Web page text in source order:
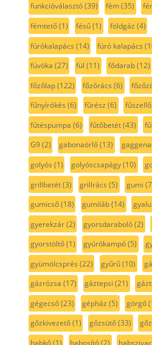
funkcióválasztó(39) fém(35)
fémtető(1) fésű(1) földgáz (4)
fúrókalapács (14) fúró kalapács
fúvóka (27) fül (11) fődarab(12)
főzőlap(122) főzőrács (6)
fűnyírókés (6) fűrész (6)
fűtéspumpa (6) fűtőbetét(43)
G9(2) gabonaörlő(13)
golyós (1) golyóscsapágy(10)
grillbetét(3) grillrács (5) gumi
gumicső(18) gumiláb(14) gyalu
gyerekzár(2) gyorsdaraboló(2)
gyorstöltő(1) gyúrókampó(5)
gyümölcsprés (22) gyűrű(10)
gázrózsa (17) gáztepsi (21)
gégecső(23) gépház (5) görgő
gőzkivezető(1) gőzsütő(33)
habkő(1) habosító(2)